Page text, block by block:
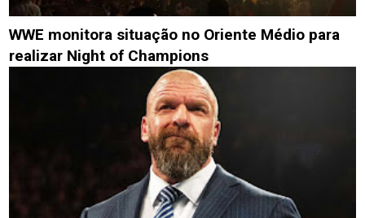
WWE monitora situação no Oriente Médio para
realizar Night of Champions